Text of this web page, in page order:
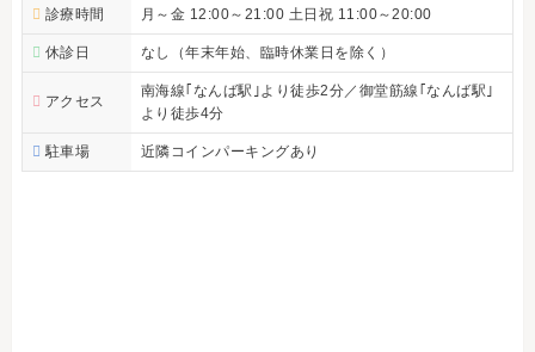
診療時間 月～金 12:00～21:00 土日祝 11:00～20:00
休診日 なし（年末年始、臨時休業日を除く）
アクセス
南海線｢なんば駅｣より徒歩2分／御堂筋線｢なんば駅｣
より徒歩4分
駐車場 近隣コインパーキングあり